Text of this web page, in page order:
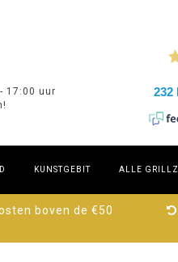
17:00 uur
KUNSTGEBIT ALLE GRILLZ
boven de €50